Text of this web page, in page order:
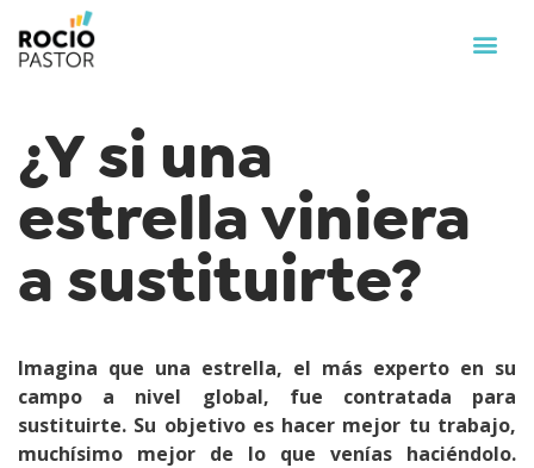
¿Y si una
estrella viniera
a sustituirte?
Imagina que una estrella, el más experto en su
campo a nivel global, fue contratada para
sustituirte. Su objetivo es hacer mejor tu trabajo,
muchísimo mejor de lo que venías haciéndolo.